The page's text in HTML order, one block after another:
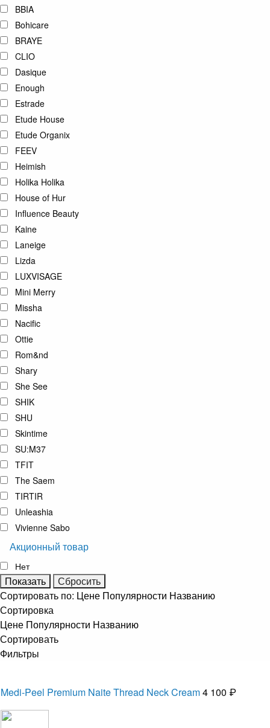
BBIA
Bohicare
BRAYE
CLIO
Dasique
Enough
Estrade
Etude House
Etude Organix
FEEV
Heimish
Holika Holika
House of Hur
Influence Beauty
Kaine
Laneige
Lizda
LUXVISAGE
Mini Merry
Missha
Nacific
Ottie
Rom&nd
Shary
She See
SHIK
SHU
Skintime
SU:M37
TFIT
The Saem
TIRTIR
Unleashia
Vivienne Sabo
Акционный товар
Нет
Сортировать по: Цене Популярности Названию
Сортировка
Цене Популярности Названию
Сортировать
Фильтры
Medi-Peel Premium Naite Thread Neck Cream4 100 ₽